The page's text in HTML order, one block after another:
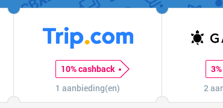
10% cashback
1 aanbieding(en)
2